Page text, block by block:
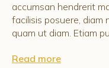
accumsan hendrerit
facilisis posuere, diam
quam ut diam. Etiam
Read more